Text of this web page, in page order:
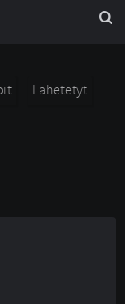
Lähetetyt